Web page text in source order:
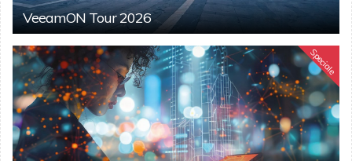
VeeamON Tour 2026
Speciale